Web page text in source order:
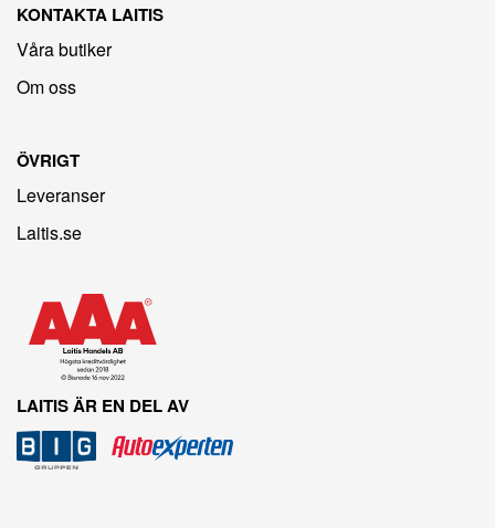
KONTAKTA LAITIS
Våra butiker
Om oss
ÖVRIGT
Leveranser
Laitis.se
LAITIS ÄR EN DEL AV